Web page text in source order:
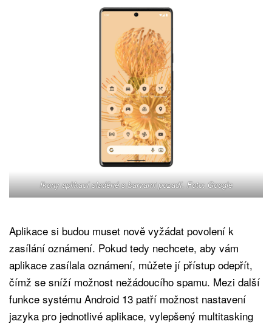
Ikony aplikací sladěné s barvami pozadí. Foto: Google
Aplikace si budou muset nově vyžádat povolení k
zasílání oznámení. Pokud tedy nechcete, aby vám
aplikace zasílala oznámení, můžete jí přístup odepřít,
čímž se sníží možnost nežádoucího spamu. Mezi další
funkce systému Android 13 patří možnost nastavení
jazyka pro jednotlivé aplikace, vylepšený multitasking